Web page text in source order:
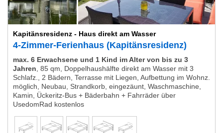
Kapitänsresidenz - Haus direkt am Wasser
4-Zimmer-Ferienhaus (Kapitänsresidenz)
max. 6 Erwachsene und 1 Kind im Alter von bis zu 3
Jahren 85 qm, Doppelhaushälfte direkt am Wasser mit 3
Schlafz., 2 Bädern, Terrasse mit Liegen, Aufbettung im Wohnz.
möglich, Neubau, Strandkorb, eingezäunt, Waschmaschine,
Kamin, Ückeritz-Bus + Bäderbahn + Fahrräder über
UsedomRad kostenlos